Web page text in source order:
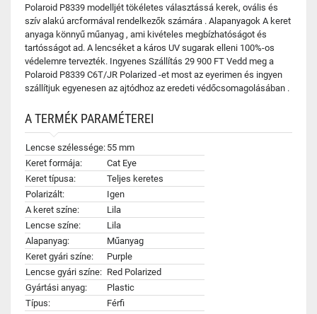
Polaroid P8339 modelljét tökéletes választássá kerek, ovális és
szív alakú arcformával rendelkezők számára . Alapanyagok A keret
anyaga könnyű műanyag , ami kivételes megbízhatóságot és
tartósságot ad. A lencséket a káros UV sugarak elleni 100%-os
védelemre tervezték. Ingyenes Szállítás 29 900 FT Vedd meg a
Polaroid P8339 C6T/JR Polarized -et most az eyerimen és ingyen
szállítjuk egyenesen az ajtódhoz az eredeti védőcsomagolásában .
A TERMÉK PARAMÉTEREI
Lencse szélessége: 55 mm
Keret formája:
Cat Eye
Keret típusa:
Teljes keretes
Polarizált:
Igen
A keret színe:
Lila
Lencse színe:
Lila
Alapanyag:
Műanyag
Keret gyári színe:
Purple
Lencse gyári színe: Red Polarized
Gyártási anyag:
Plastic
Típus:
Férfi